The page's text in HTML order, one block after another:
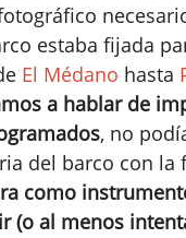
estaba fijada
El Médano hasta
a hablar de
, no
del barco con
como
(o al menos